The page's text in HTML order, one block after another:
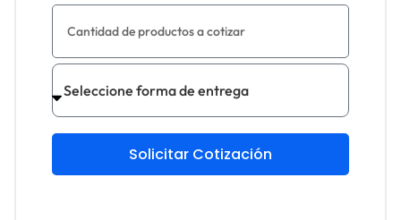
Solicitar Cotización